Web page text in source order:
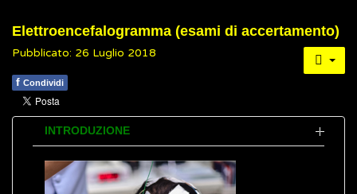
Elettroencefalogramma (esami di accertamento)
Pubblicato: 26 Luglio 2018
f Condividi
INTRODUZIONE